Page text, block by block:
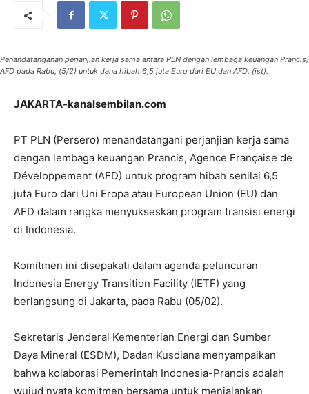
Penandatanganan perjanjian kerja sama antara PLN dengan lembaga keuangan Prancis,
AFD pada Rabu, (5/2) untuk dana hibah 6,5 juta Euro dari EU dan AFD. (ist).
JAKARTA-kanalsembilan.com
PT PLN (Persero) menandatangani perjanjian kerja sama
dengan lembaga keuangan Prancis, Agence Française de
Développement (AFD) untuk program hibah senilai 6,5
juta Euro dari Uni Eropa atau European Union (EU) dan
AFD dalam rangka menyukseskan program transisi energi
di Indonesia.
Komitmen ini disepakati dalam agenda peluncuran
Indonesia Energy Transition Facility (IETF) yang
berlangsung di Jakarta, pada Rabu (05/02).
Sekretaris Jenderal Kementerian Energi dan Sumber
Daya Mineral (ESDM), Dadan Kusdiana menyampaikan
bahwa kolaborasi Pemerintah Indonesia-Prancis adalah
wujud nyata komitmen bersama untuk menjalankan